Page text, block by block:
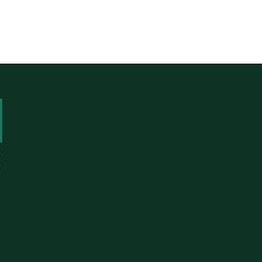
a migliorare il servizio